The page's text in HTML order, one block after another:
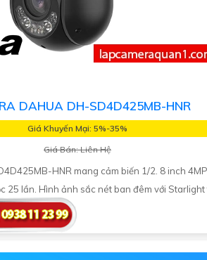
DAHUA DH-SD4D425MB-HNR
Giá Khuyến Mại: 5%-35%
Giá Bán: Liên Hệ
HNR mang cảm biến 1/2. 8 inch
25 lần. Hình ảnh sắc nét ban đêm với
ấm 50 mét